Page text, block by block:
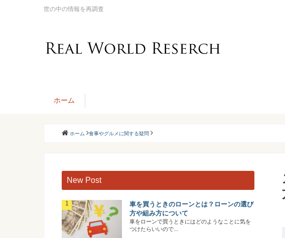
世の中の情報を再調査
ホーム
ホーム 食事やグルメに関する疑問
New Post
車を買うときのローンとは？ローンの選び
方や組み方について
車をローンで買うときにはどのようなことに気を
つけたらいいので...